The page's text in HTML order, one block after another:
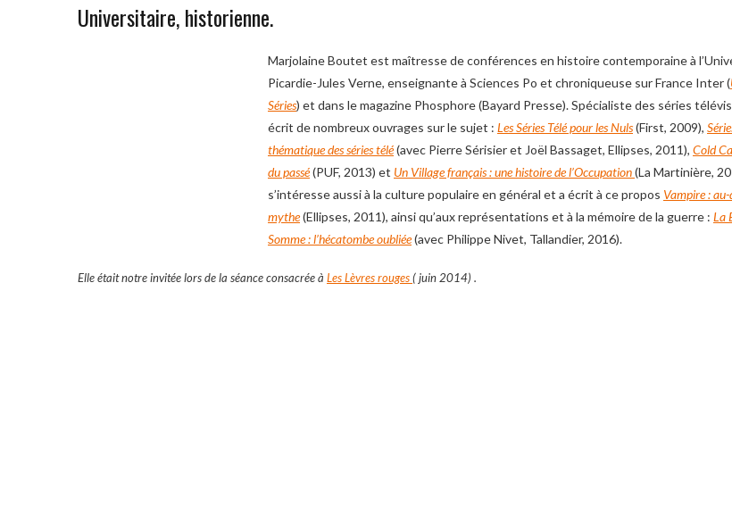
Universitaire, historienne.
Marjolaine Boutet est maîtresse de conférences en histoire contemporaine à
Picardie-Jules Verne, enseignante à Sciences Po et chroniqueuse sur France Inter (
Séries) et dans le magazine Phosphore (Bayard Presse). Spécialiste des séries
écrit de nombreux ouvrages sur le sujet : Les Séries Télé pour les Nuls(First, 2009),
thématique des séries télé(avec Pierre Sérisier et Joël Bassaget, Ellipses, 2011), Cold
du passé(PUF, 2013) et Un Village français : une histoire de l’Occupation(La Martinière,
s’intéresse aussi à la culture populaire en général et a écrit à ce propos Vampire :
mythe(Ellipses, 2011), ainsi qu’aux représentations et à la mémoire de la guerre : La
Somme : l’hécatombe oubliée(avec Philippe Nivet, Tallandier, 2016).
Elle était notre invitée lors de la séance consacrée à Les Lèvres rouges( juin 2014) .